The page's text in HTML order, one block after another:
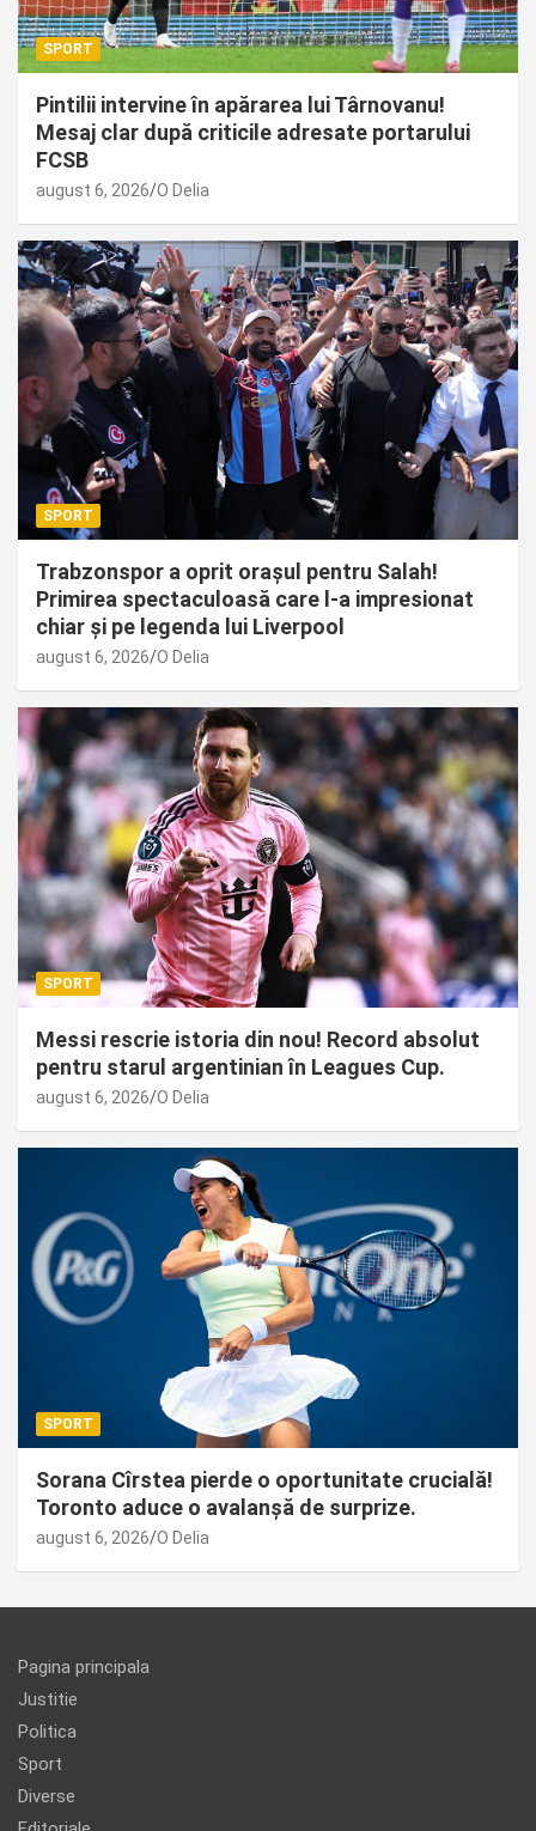
SPORT
Pintilii intervine în apărarea lui Târnovanu!
Mesaj clar după criticile adresate portarului
FCSB
august 6, 2026 O Delia
SPORT
Trabzonspor a oprit orașul pentru Salah!
Primirea spectaculoasă care l-a impresionat
chiar și pe legenda lui Liverpool
august 6, 2026 O Delia
SPORT
Messi rescrie istoria din nou! Record absolut
pentru starul argentinian în Leagues Cup.
august 6, 2026 O Delia
SPORT
Sorana Cîrstea pierde o oportunitate crucială!
Toronto aduce o avalanșă de surprize.
august 6, 2026 O Delia
Pagina principala
Justitie
Politica
Sport
Diverse